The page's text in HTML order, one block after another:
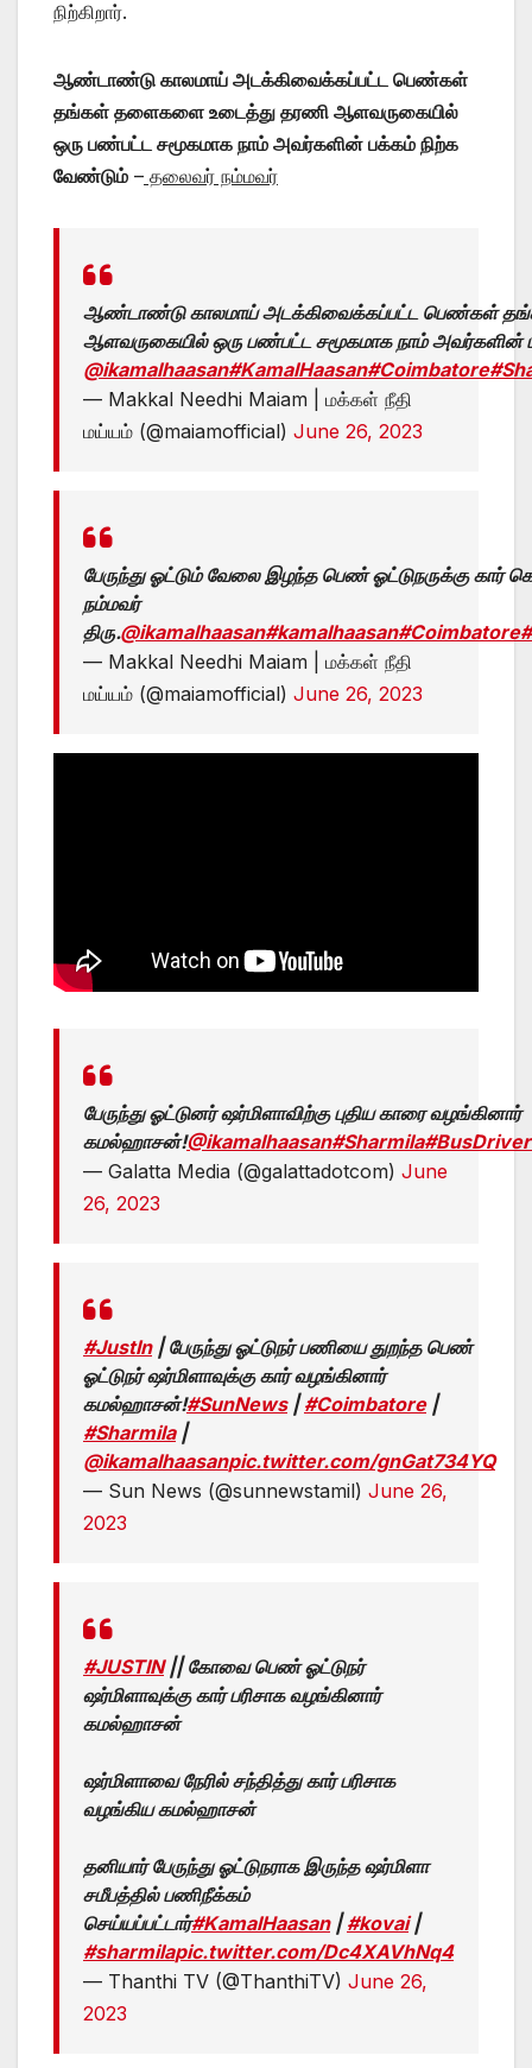
நிற்கிறார்.
ஆண்டாண்டு காலமாய் அடக்கிவைக்கப்பட்ட பெண்கள்
தங்கள் தளைகளை உடைத்து தரணி ஆளவருகையில்
ஒரு பண்பட்ட சமூகமாக நாம் அவர்களின் பக்கம் நிற்க
வேண்டும் – தலைவர் நம்மவர்
ஆண்டாண்டு காலமாய் அடக்கிவைக்கப்பட்ட பெண்கள்
ஆளவருகையில் ஒரு பண்பட்ட சமூகமாக நாம் அவர்களின்
@ikamalhaasan#KamalHaasan#Coimbatore
— Makkal Needhi Maiam | மக்கள் நீதி
மய்யம் (@maiamofficial) June 26, 2023
பேருந்து ஓட்டும் வேலை இழந்த பெண் ஓட்டுநருக்கு
நம்மவர்
திரு.@ikamalhaasan#kamalhaasan#Coimbatore
— Makkal Needhi Maiam | மக்கள் நீதி
மய்யம் (@maiamofficial) June 26, 2023
பேருந்து ஓட்டுனர் ஷர்மிளாவிற்கு புதிய காரை வழங்கினார்
கமல்ஹாசன்!@ikamalhaasan#Sharmila#BusDriver
— Galatta Media (@galattadotcom) June
26, 2023
#JustIn| பேருந்து ஓட்டுநர் பணியை துறந்த பெண்
ஓட்டுநர் ஷர்மிளாவுக்கு கார் வழங்கினார்
கமல்ஹாசன்!#SunNews|#Coimbatore|
#Sharmila|
@ikamalhaasanpic.twitter.com/gnGat734YQ
— Sun News (@sunnewstamil) June 26,
2023
#JUSTIN|| கோவை பெண் ஓட்டுநர்
ஷர்மிளாவுக்கு கார் பரிசாக வழங்கினார்
கமல்ஹாசன்
ஷர்மிளாவை நேரில் சந்தித்து கார் பரிசாக
வழங்கிய கமல்ஹாசன்
தனியார் பேருந்து ஓட்டுநராக இருந்த ஷர்மிளா
சமீபத்தில் பணிநீக்கம்
செய்யப்பட்டார்#KamalHaasan|#kovai|
#sharmilapic.twitter.com/Dc4XAVhNq4
— Thanthi TV (@ThanthiTV) June 26,
2023